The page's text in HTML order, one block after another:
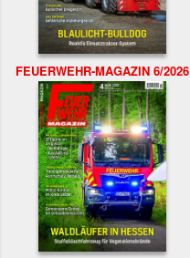
FEUERWEHR-MAGAZIN 6/2026